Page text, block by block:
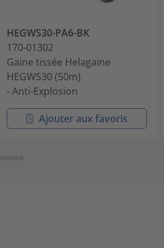
HEGWS30-PA6-BK
170-01302
Gaine tissée Helagaine
HEGWS30 (50m)
- Anti-Explosion
Ajouter aux favoris